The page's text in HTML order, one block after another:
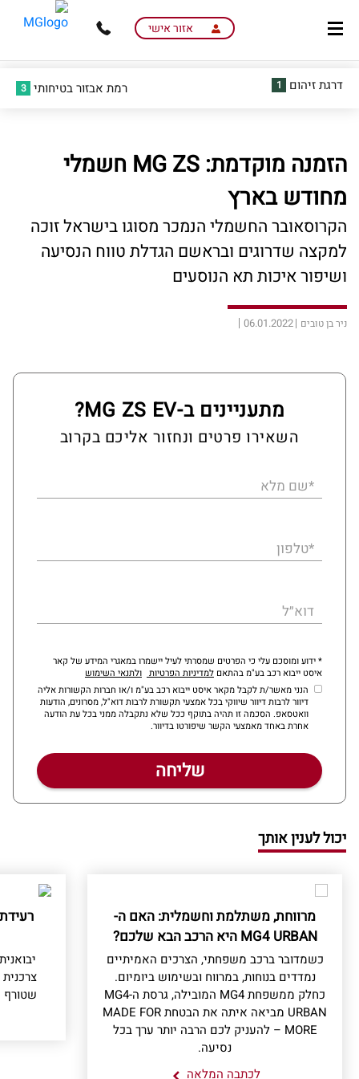
content
menu
אזור אישי
דרגת זיהום 1 רמת אבזור בטיחותי 3
הזמנה מוקדמת: MG ZS חשמלי
מחודש בארץ
הקרוסאובר החשמלי הנמכר מסוגו בישראל זוכה
למקצה שדרוגים ובראשם הגדלת טווח הנסיעה
ושיפור איכות תא הנוסעים
ניר בן טובים 06.01.2022
מתעניינים ב-MG ZS EV?
השאירו פרטים ונחזור אליכם בקרוב
*שם מלא
*טלפון
דוא״ל
* ידוע ומוסכם עלי כי הפרטים שמסרתי לעיל יישמרו במאגרי המידע של קאר
איסט ייבוא רכב בע"מ בהתאםלמדיניות הפרטיות ולתנאי השימוש
הנני מאשר/ת לקבל מקאר איסט ייבוא רכב בע"מ ו/או חברות הקשורות אליה
דיוור לרבות דיוור שיווקי בכל אמצעי תקשורת לרבות דוא"ל, מסרונים, הודעות
וואטסאפ. הסכמה זו תהיה בתוקף ככל שלא נתקבלה ממני בכל עת הודעה
אחרת באחד מאמצעי הקשר שיפורטו בדיוור.
יכול לענין אותך
מרווחת, משתלמת וחשמלית: האם ה-
MG4 URBAN היא הרכב הבא שלכם?
כשמדובר ברכב משפחתי, הצרכים האמיתיים
נמדדים בנוחות, במרווח ובשימוש ביומיום.
כחלק ממשפחת MG4 המובילה, גרסת ה-MG4
URBAN מביאה איתה את הבטחת MADE FOR
MORE – להעניק לכם הרבה יותר ערך בכל
נסיעה.
לכתבה המלאה